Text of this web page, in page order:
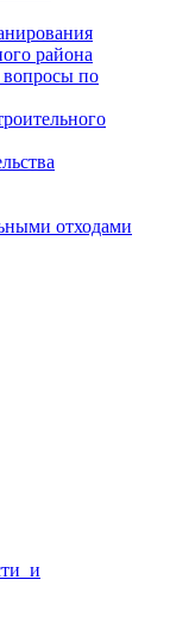
района
вопросы по
отходами
и